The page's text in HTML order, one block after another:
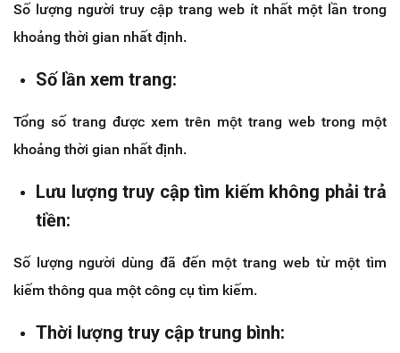
Số lượng người truy cập trang web ít nhất một lần trong
khoảng thời gian nhất định.
Số lần xem trang:
Tổng số trang được xem trên một trang web trong một
khoảng thời gian nhất định.
Lưu lượng truy cập tìm kiếm không phải trả
tiền:
Số lượng người dùng đã đến một trang web từ một tìm
kiếm thông qua một công cụ tìm kiếm.
Thời lượng truy cập trung bình: